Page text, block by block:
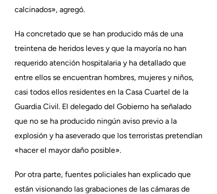
calcinados», agregó.
Ha concretado que se han producido más de una
treintena de heridos leves y que la mayoría no han
requerido atención hospitalaria y ha detallado que
entre ellos se encuentran hombres, mujeres y niños,
casi todos ellos residentes en la Casa Cuartel de la
Guardia Civil. El delegado del Gobierno ha señalado
que no se ha producido ningún aviso previo a la
explosión y ha aseverado que los terroristas pretendían
«hacer el mayor daño posible».
Por otra parte, fuentes policiales han explicado que
están visionando las grabaciones de las cámaras de